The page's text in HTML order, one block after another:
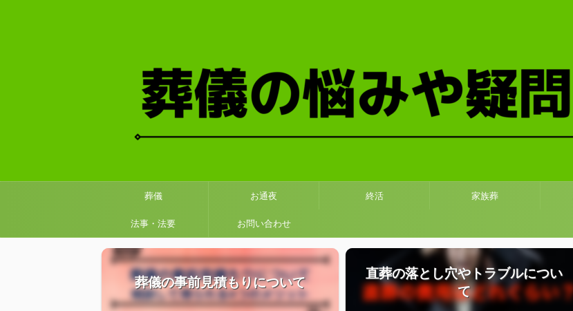
葬儀 お通夜 終活 家族葬
法事・法要 お問い合わせ
葬儀の事前見積もりについて
直葬の落とし穴やトラブルについ
て